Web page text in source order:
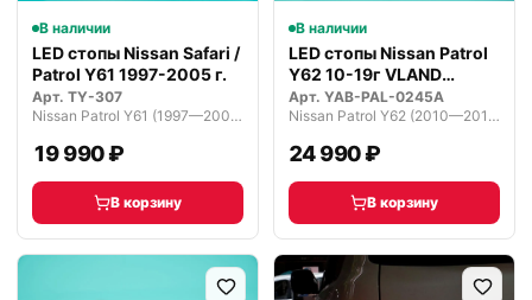
В наличии
LED стопы Nissan Safari /
Patrol Y61 1997-2005 г.
Арт. TY-307
Nissan Patrol Y61 (1997—2004)
19 990 ₽
В корзину
В наличии
LED стопы Nissan Patrol
Y62 10-19г VLAND
темные
Арт. YAB-PAL-0245A
Nissan Patrol Y62 (2010—2014)
24 990 ₽
В корзину